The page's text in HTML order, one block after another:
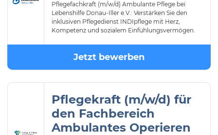
Pflegefachkraft (m/w/d) Ambulante Pflege bei
Lebenshilfe Donau-Iller e.V.: Verstärken Sie den
inklusiven Pflegedienst INDIpflege mit Herz,
Kompetenz und sozialem Einfühlungsvermögen.
Jetzt bewerben
Pflegekraft (m/w/d) für
den Fachbereich
Ambulantes Operieren